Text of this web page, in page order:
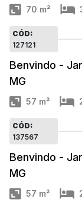
70 m²
CÓD:
127121
Benvindo -
MG
57 m²
CÓD:
137567
Benvindo -
MG
57 m²